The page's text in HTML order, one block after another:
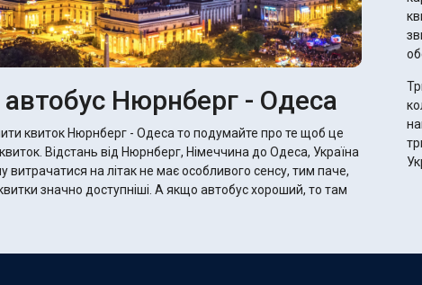
Нюрнберг - Одеса
квиток Нюрнберг - Одеса то подумайте про те щоб це
Відстань від Нюрнберг, Німеччина до Одеса, Україна
витрачатися на літак не має особливого сенсу, тим паче,
А якщо автобус хороший, то там